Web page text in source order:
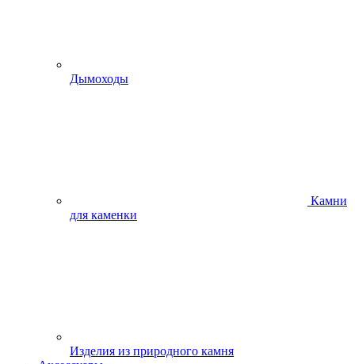
Дымоходы
Камни
для каменки
Изделия из природного камня